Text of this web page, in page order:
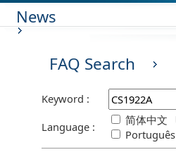
News
FAQ Search
Keyword :
Language :
简体中文
Português